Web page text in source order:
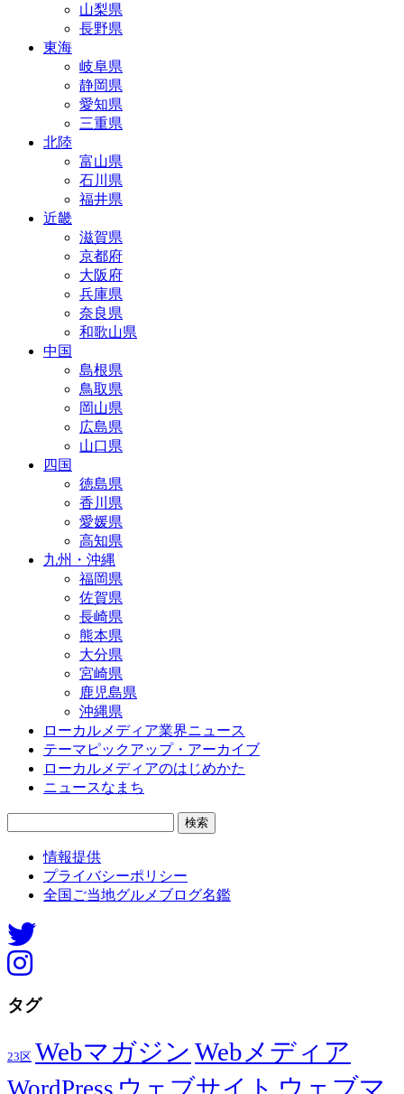
山梨県
長野県
東海
岐阜県
静岡県
愛知県
三重県
北陸
富山県
石川県
福井県
近畿
滋賀県
京都府
大阪府
兵庫県
奈良県
和歌山県
中国
島根県
鳥取県
岡山県
広島県
山口県
四国
徳島県
香川県
愛媛県
高知県
九州・沖縄
福岡県
佐賀県
長崎県
熊本県
大分県
宮崎県
鹿児島県
沖縄県
ローカルメディア業界ニュース
テーマピックアップ・アーカイブ
ローカルメディアのはじめかた
ニュースなまち
情報提供
プライバシーポリシー
全国ご当地グルメブログ名鑑
タグ
23区 Webマガジン Webメディア
ウェブサイト ウェブマ